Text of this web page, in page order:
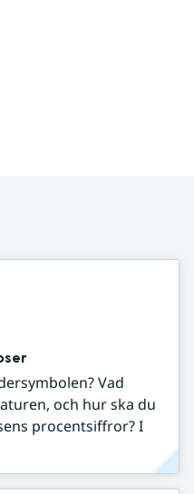
Vad
och hur ska du
procentsiffror? I